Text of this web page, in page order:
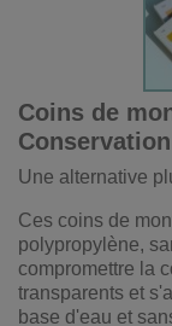
Coins de
Conservation
Une alternative
Ces coins de
polypropylène,
compromettre la
transparents et
base d'eau et